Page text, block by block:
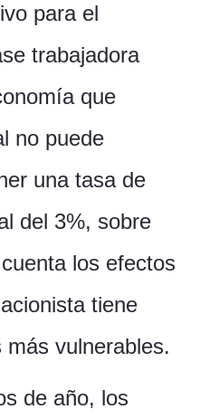
para el
trabajadora
que
no puede
una tasa de
del 3%, sobre
los efectos
tiene
vulnerables.
de año, los